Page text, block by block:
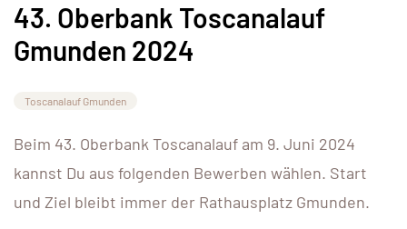
43. Oberbank Toscanalauf
Gmunden 2024
Toscanalauf Gmunden
Beim 43. Oberbank Toscanalauf am 9. Juni 2024
kannst Du aus folgenden Bewerben wählen. Start
und Ziel bleibt immer der Rathausplatz Gmunden.